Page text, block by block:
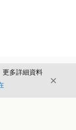
更多詳細資料
結束